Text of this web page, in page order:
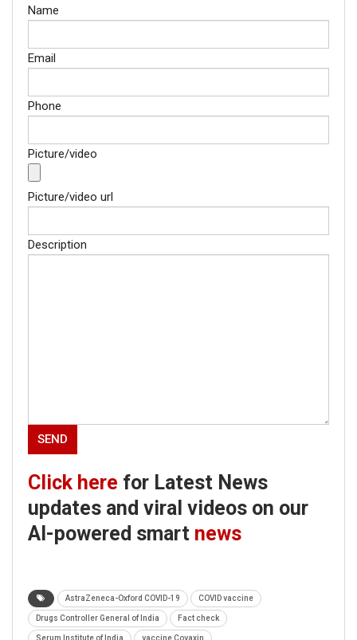
Name
Email
Phone
Picture/video
Picture/video url
Description
Click here for Latest News
updates and viral videos on our
AI-powered smart news
AstraZeneca-Oxford COVID-19 COVID vaccine
Drugs Controller General of India Fact check
Serum Institute of India vaccine Covaxin